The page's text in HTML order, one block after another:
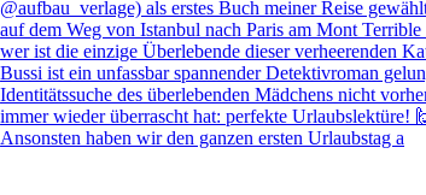
Ansonsten haben wir den ganzen ersten Urlaubstag a